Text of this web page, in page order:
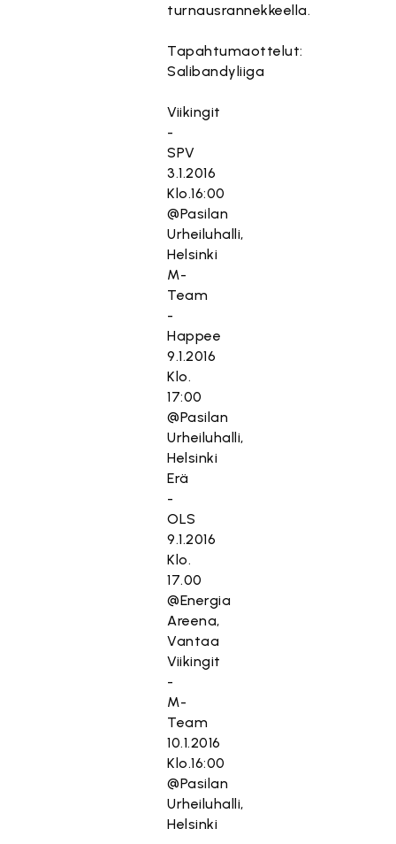
turnausrannekkeella.
Tapahtumaottelut:
Salibandyliiga
Viikingit
-
SPV
3.1.2016
Klo.16:00
@Pasilan
Urheiluhalli,
Helsinki
M-
Team
-
Happee
9.1.2016
Klo.
17:00
@Pasilan
Urheiluhalli,
Helsinki
Erä
-
OLS
9.1.2016
Klo.
17.00
@Energia
Areena,
Vantaa
Viikingit
-
M-
Team
10.1.2016
Klo.16:00
@Pasilan
Urheiluhalli,
Helsinki